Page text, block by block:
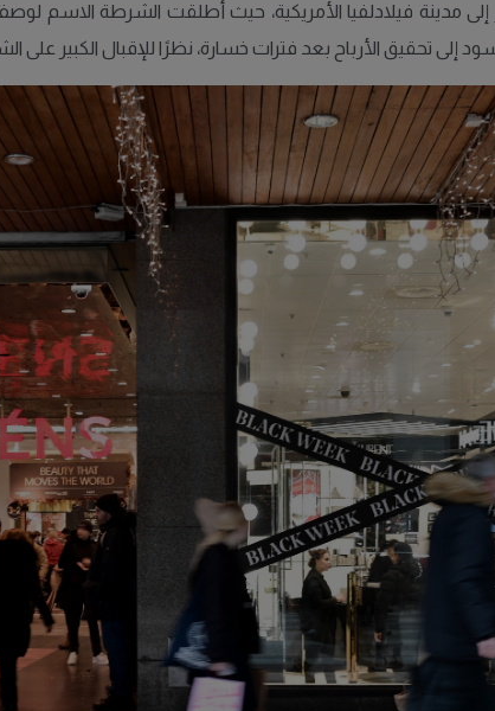
مدينة فيلادلفيا الأمريكية، حيث أطلقت الشرطة الاسم لوصف
إلى تحقيق الأرباح بعد فترات خسارة، نظرًا للإقبال الكبير على